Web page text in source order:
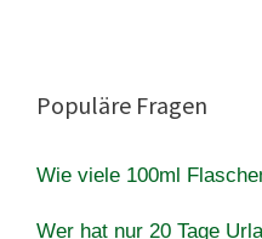
Populäre Fragen
Wie viele 100ml
Wer hat nur 20 Tage